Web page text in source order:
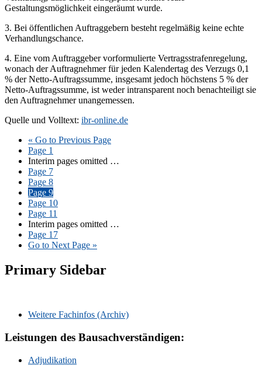
Gestaltungsmöglichkeit eingeräumt wurde.
3. Bei öffentlichen Auftraggebern besteht regelmäßig keine echte
Verhandlungschance.
4. Eine vom Auftraggeber vorformulierte Vertragsstrafenregelung,
wonach der Auftragnehmer für jeden Kalendertag des Verzugs 0,1
% der Netto-Auftragssumme, insgesamt jedoch höchstens 5 % der
Netto-Auftragssumme, ist weder intransparent noch benachteiligt sie
den Auftragnehmer unangemessen.
Quelle und Volltext: ibr-online.de
« Go to Previous Page
Page 1
Interim pages omitted …
Page 7
Page 8
Page 9
Page 10
Page 11
Interim pages omitted …
Page 17
Go to Next Page »
Primary Sidebar
Weitere Fachinfos (Archiv)
Leistungen des Bausachverständigen:
Adjudikation